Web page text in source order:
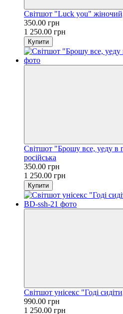
Світшот "Luck you"
350.00 грн
1 250.00 грн
Купити
Світшот "Брошу все, уеду в
російська
350.00 грн
1 250.00 грн
Купити
Світшот унісекс "Годі
990.00 грн
1 250.00 грн